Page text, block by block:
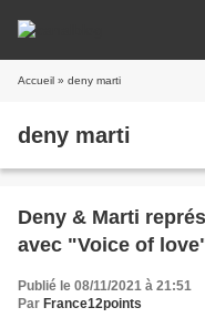
Accueil » deny marti
deny marti
Deny & Marti
avec "Voice of
Publié le 08/11/2021 à 21:51
Par France12points